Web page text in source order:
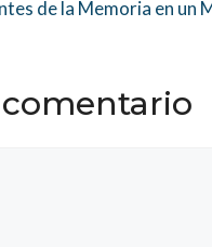
de la Memoria en un